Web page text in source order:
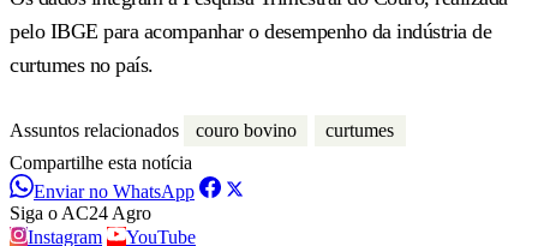
pelo IBGE para acompanhar o desempenho da indústria de
curtumes no país.
Assuntos relacionados couro bovino
curtumes
Compartilhe esta notícia
Enviar no WhatsApp
Siga o AC24 Agro
Instagram
YouTube